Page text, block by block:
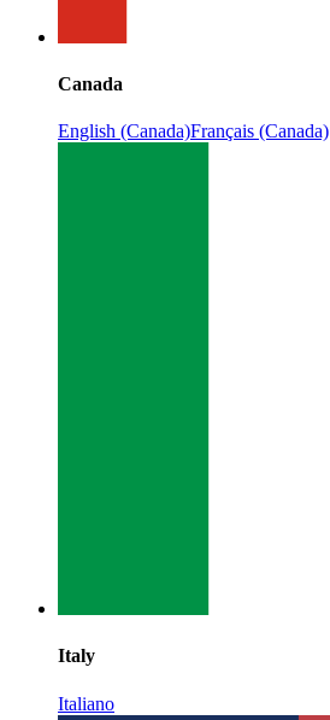
Canada
English (Canada)Français (Canada)
Italy
Italiano